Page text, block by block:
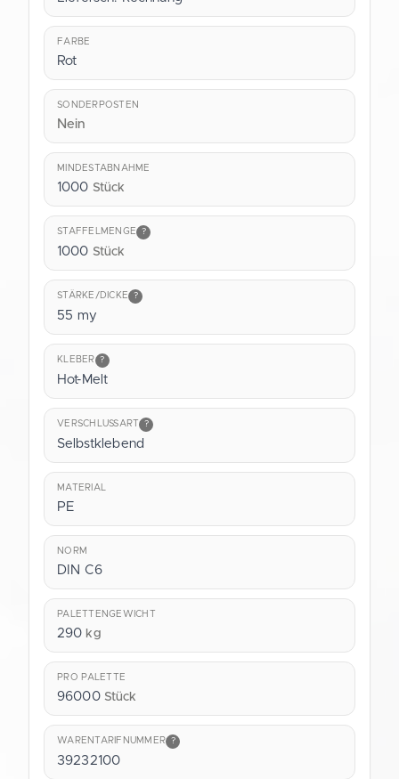
FARBE
Rot
SONDERPOSTEN
Nein
MINDESTABNAHME
1000 Stück
STAFFELMENGE ?
1000 Stück
STÄRKE/DICKE ?
55 my
KLEBER ?
Hot-Melt
VERSCHLUSSART ?
Selbstklebend
MATERIAL
PE
NORM
DIN C6
PALETTENGEWICHT
290 kg
PRO PALETTE
96000 Stück
WARENTARIFNUMMER ?
39232100